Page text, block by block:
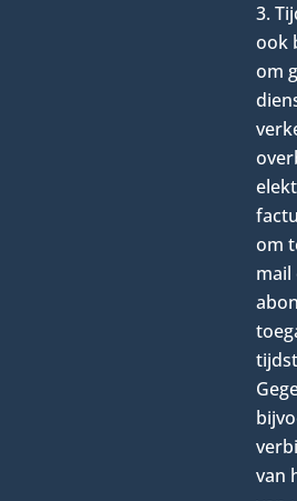
ook
om
om
mail
van